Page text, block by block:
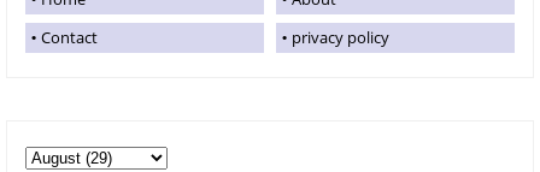
Contact
privacy policy